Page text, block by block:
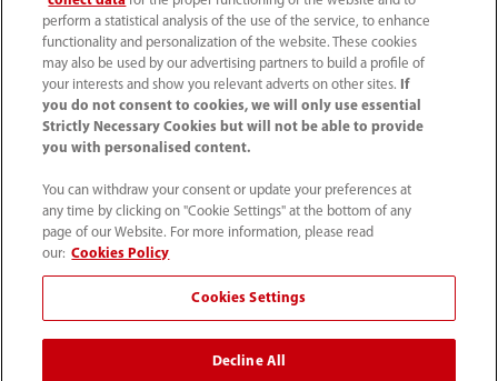
(22) 463 80 80
info-pl@mindray.com
Warunki korzystania z serwisu
Informacja o plikach cookie
© 2026 Shenzhen Mindray Bio-Medical Electronics Co.,
perform a statistical analysis of the use of the service, to enhance
functionality and personalization of the website. These cookies
may also be used by our advertising partners to build a profile of
your interests and show you relevant adverts on other sites.
If
you do not consent to cookies, we will only use essential
Strictly Necessary Cookies but will not be able to provide
you with personalised content.
You can withdraw your consent or update your preferences at
any time by clicking on "Cookie Settings" at the bottom of any
page of our Website. For more information, please read
our: Cookies Policy
Cookies Settings
Decline All